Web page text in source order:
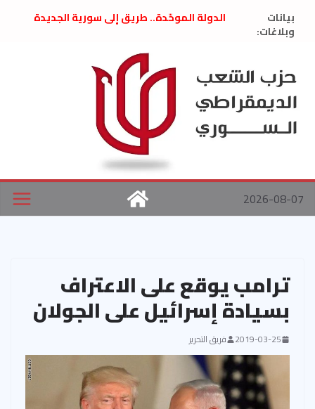
بيانات
وبلاغات:
الدولة الموحّدة.. طريق إلى سورية الجديدة
العام السابق لحزب الاتحاد الاشتراكي العربي
الديمقراطي
بلاغ صادر عن اجتماع اللجنة المركزية نيسان
2026
الحرب الأمريكية الإسرائيلية على نظام الملالي
في إيران .. بيان من حزب الشعب الديمقراطي
السوري
2026-08-07
ترامب يوقع على الاعتراف
بسيادة إسرائيل على الجولان
2019-03-25 فريق التحرير